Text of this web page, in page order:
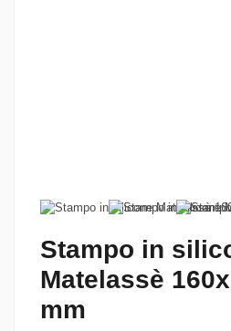
Stampo in
Matelassè
mm